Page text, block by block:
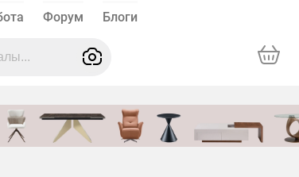
Форум Блоги